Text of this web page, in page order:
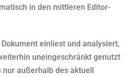
in den mittleren Editor-
einliest und analysiert,
uneingeschränkt genutzt
außerhalb des aktuell